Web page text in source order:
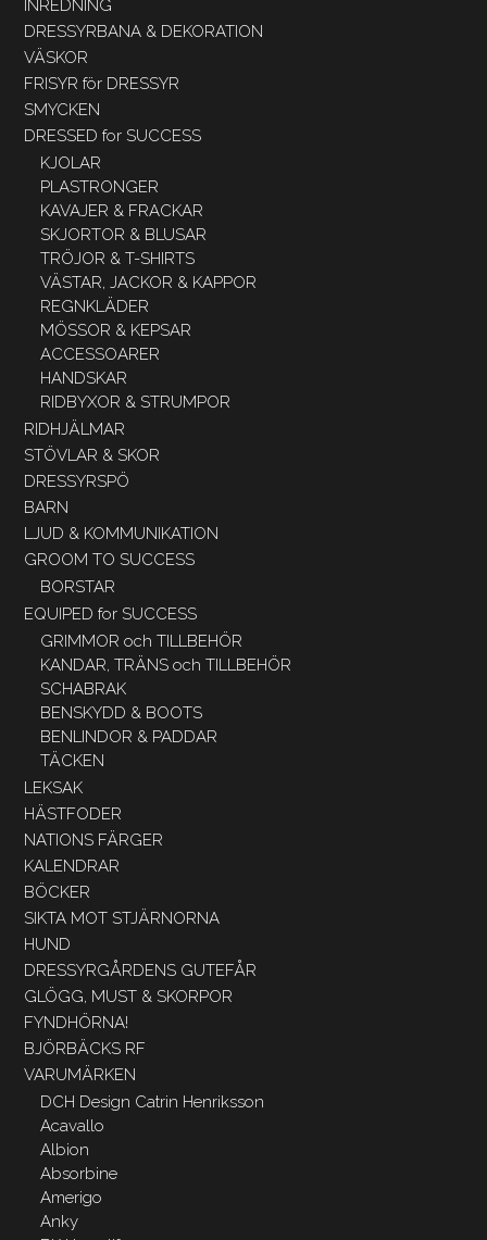
INREDNING
DRESSYRBANA & DEKORATION
VÄSKOR
FRISYR för DRESSYR
SMYCKEN
DRESSED for SUCCESS
KJOLAR
PLASTRONGER
KAVAJER & FRACKAR
SKJORTOR & BLUSAR
TRÖJOR & T-SHIRTS
VÄSTAR, JACKOR & KAPPOR
REGNKLÄDER
MÖSSOR & KEPSAR
ACCESSOARER
HANDSKAR
RIDBYXOR & STRUMPOR
RIDHJÄLMAR
STÖVLAR & SKOR
DRESSYRSPÖ
BARN
LJUD & KOMMUNIKATION
GROOM TO SUCCESS
BORSTAR
EQUIPED for SUCCESS
GRIMMOR och TILLBEHÖR
KANDAR, TRÄNS och TILLBEHÖR
SCHABRAK
BENSKYDD & BOOTS
BENLINDOR & PADDAR
TÄCKEN
LEKSAK
HÄSTFODER
NATIONS FÄRGER
KALENDRAR
BÖCKER
SIKTA MOT STJÄRNORNA
HUND
DRESSYRGÅRDENS GUTEFÅR
GLÖGG, MUST & SKORPOR
FYNDHÖRNA!
BJÖRBÄCKS RF
VARUMÄRKEN
DCH Design Catrin Henriksson
Acavallo
Albion
Absorbine
Amerigo
Anky